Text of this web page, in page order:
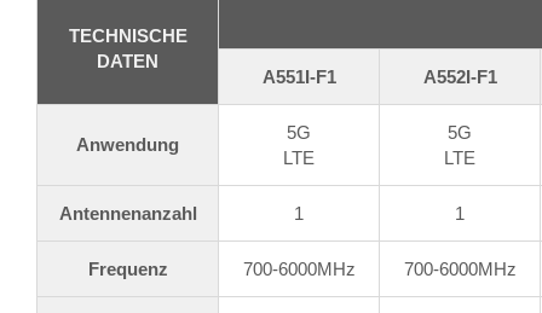
TECHNISCHE
DATEN
A551I-F1 A552I-F1
Anwendung
5G
LTE
5G
LTE
Antennenanzahl 1 1
Frequenz 700-6000MHz 700-6000MHz